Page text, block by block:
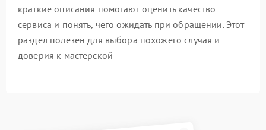
краткие описания помогают оценить качество
сервиса и понять, чего ожидать при обращении. Этот
раздел полезен для выбора похожего случая и
доверия к мастерской